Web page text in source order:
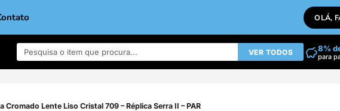
OLÁ,
VER TODOS 8%
para
Cromado Lente Liso Cristal 709 – Réplica Serra II – PAR